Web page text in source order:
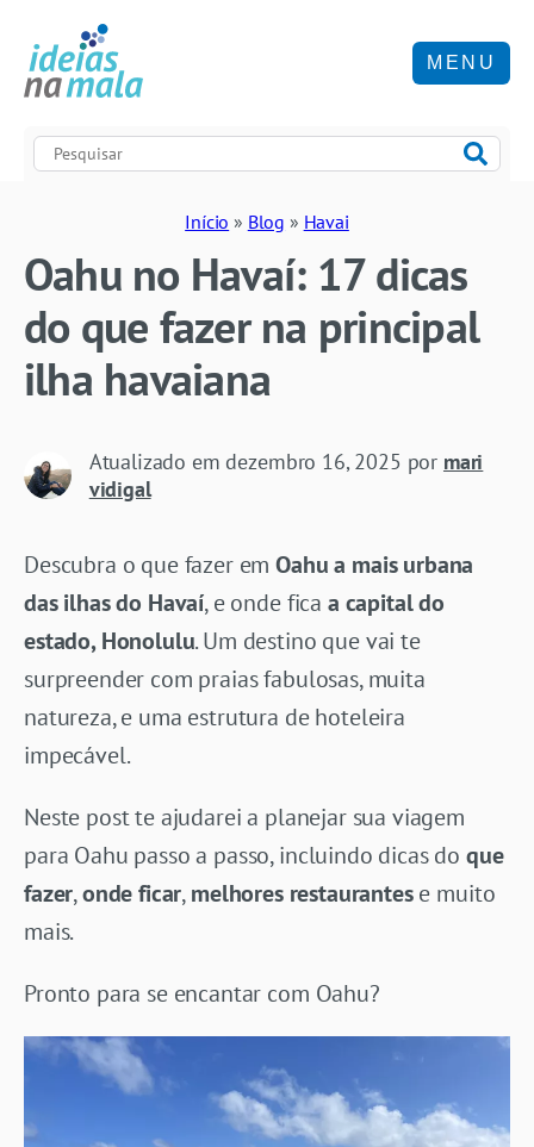
MENU
Início » Blog » Havai
Oahu no Havaí: 17 dicas
do que fazer na principal
ilha havaiana
Atualizado em dezembro 16, 2025 por mari
vidigal
Descubra o que fazer emOahu a mais urbana
das ilhas do Havaí, e onde fica a capital do
estado, Honolulu. Um destino que vai te
surpreender com praias fabulosas, muita
natureza, e uma estrutura de hoteleira
impecável.
Neste post te ajudarei a planejar sua viagem
para Oahu passo a passo, incluindo dicas do que
fazer,onde ficar,melhores restaurantese muito
mais.
Pronto para se encantar com Oahu?